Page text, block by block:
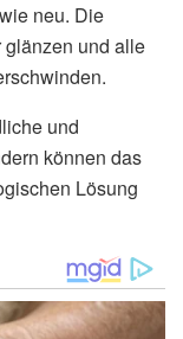
neu. Die
und alle
und
können das
Lösung